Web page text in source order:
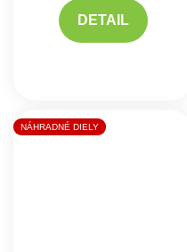
DETAIL
NÁHRADNÉ DIELY